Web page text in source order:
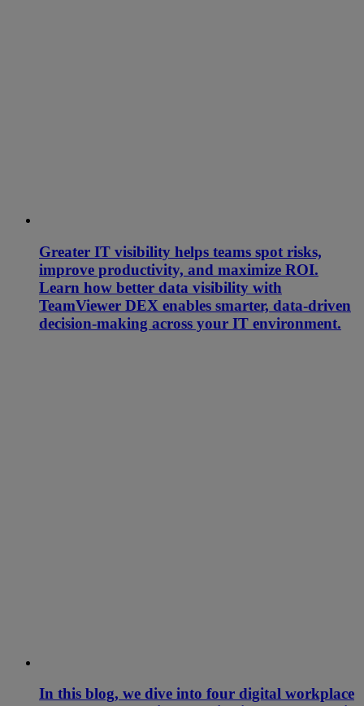
Greater IT visibility helps teams spot risks,
improve productivity, and maximize ROI.
Learn how better data visibility with
TeamViewer DEX enables smarter, data-driven
decision-making across your IT environment.
In this blog, we dive into four digital workplace